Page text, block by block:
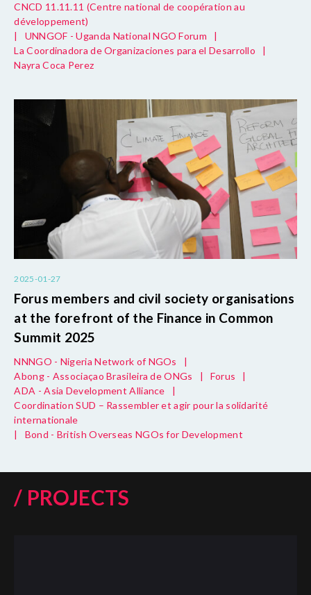
CNCD 11.11.11 (Centre national de coopération au
développement)
|
UNNGOF - Uganda National NGO Forum
|
La Coordinadora de Organizaciones para el Desarrollo
|
Nayra Coca Perez
2025-01-27
Forus members and civil society organisations
at the forefront of the Finance in Common
Summit 2025
NNNGO - Nigeria Network of NGOs
|
Abong - Associaçao Brasileira de ONGs
| Forus
|
ADA - Asia Development Alliance
|
Coordination SUD – Rassembler et agir pour la solidarité
internationale
|
Bond - British Overseas NGOs for Development
/ PROJECTS